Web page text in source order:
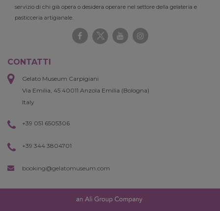
servizio di chi già opera o desidera operare nel settore della gelateria e
pasticceria artigianale.
CONTATTI
Gelato Museum Carpigiani
Via Emilia, 45 40011 Anzola Emilia (Bologna)
Italy
+39 051 6505306
+39 344 3804701
booking@gelatomuseum.com